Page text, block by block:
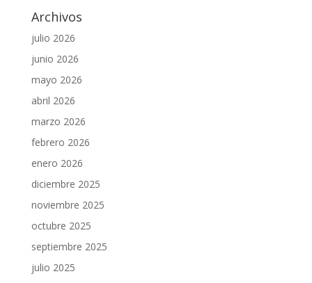
Archivos
julio 2026
junio 2026
mayo 2026
abril 2026
marzo 2026
febrero 2026
enero 2026
diciembre 2025
noviembre 2025
octubre 2025
septiembre 2025
julio 2025